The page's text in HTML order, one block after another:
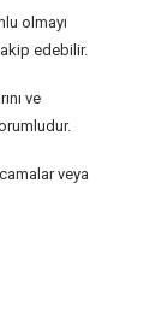
olmayı
edebilir.
ve
veya